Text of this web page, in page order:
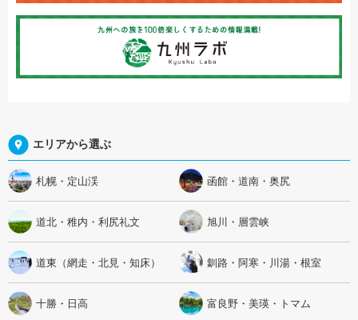
エリアから選ぶ
札幌・定山渓 函館・道南・奥尻
道北・稚内・利尻礼文 旭川・層雲峡
道東（網走・北見・知床） 釧路・阿寒・川湯・根室
十勝・日高 富良野・美瑛・トマム